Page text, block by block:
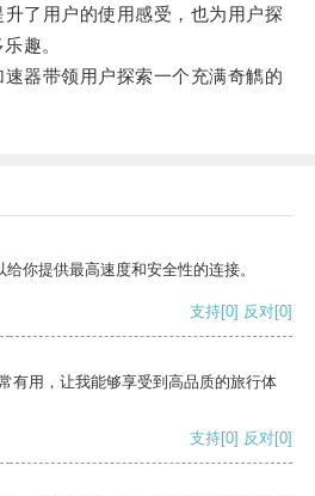
用户的使用感受，也为用户探
趣。
带领用户探索一个充满奇觹的
你提供最高速度和安全性的连接。
支持[0] 反对[0]
有用，让我能够享受到高品质的旅行体
支持[0] 反对[0]